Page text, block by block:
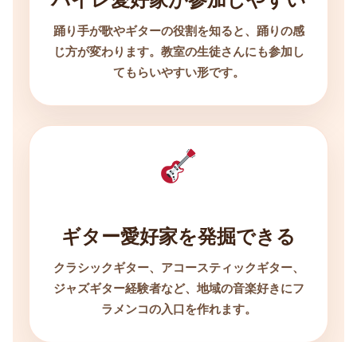
踊り手が歌やギターの役割を知ると、踊りの感
じ方が変わります。教室の生徒さんにも参加し
てもらいやすい形です。
ギター愛好家を発掘できる
クラシックギター、アコースティックギター、
ジャズギター経験者など、地域の音楽好きにフ
ラメンコの入口を作れます。